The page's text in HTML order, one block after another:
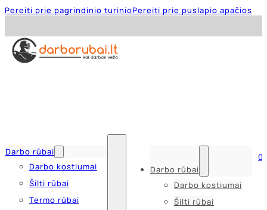
Pereiti prie pagrindinio turinioPereiti prie puslapio apačios
Darbo rūbai
Darbo kostiumai
Šilti rūbai
Termo rūbai
Darbo rūbai
Darbo kostiumai
Šilti rūbai
0